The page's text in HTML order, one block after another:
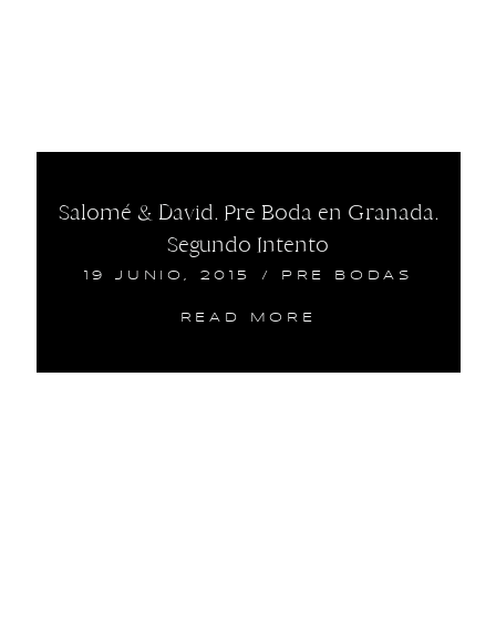
Salomé & David. Pre Boda en Granada.
Segundo Intento
19 JUNIO, 2015 / PRE BODAS
READ MORE